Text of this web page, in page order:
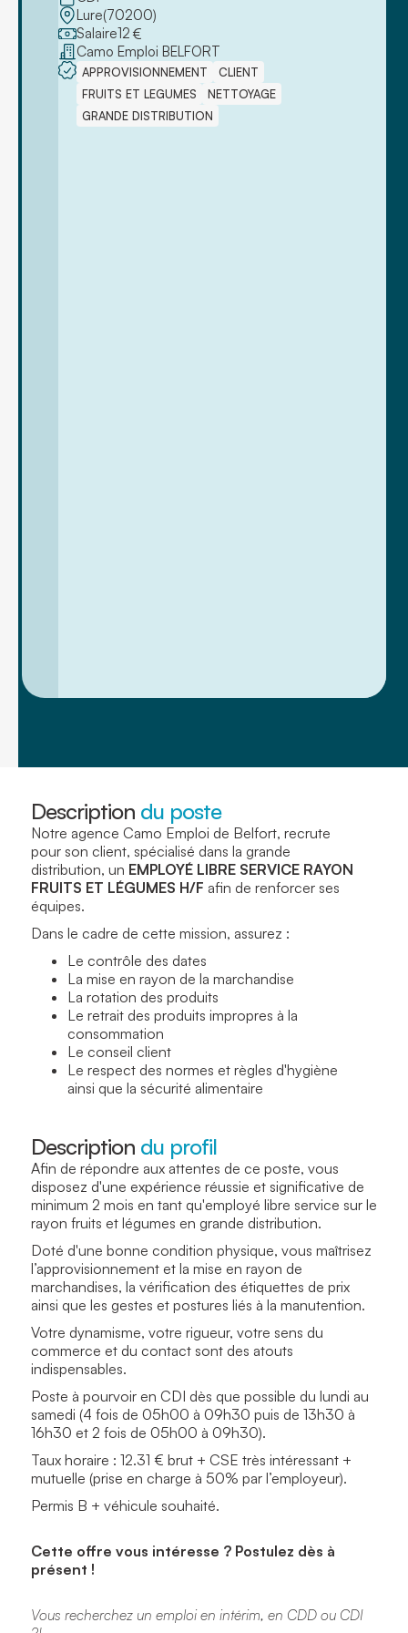
Lure(70200)
Salaire12 €
Camo Emploi BELFORT
APPROVISIONNEMENT
CLIENT
FRUITS ET LEGUMES
NETTOYAGE
GRANDE DISTRIBUTION
Description du poste
Notre agence Camo Emploi de Belfort, recrute
pour son client, spécialisé dans la grande
distribution, un EMPLOYÉ LIBRE SERVICE RAYON
FRUITS ET LÉGUMES H/F afin de renforcer ses
équipes.
Dans le cadre de cette mission, assurez :
Le contrôle des dates
La mise en rayon de la marchandise
La rotation des produits
Le retrait des produits impropres à la
consommation
Le conseil client
Le respect des normes et règles d'hygiène
ainsi que la sécurité alimentaire
Description du profil
Afin de répondre aux attentes de ce poste, vous
disposez d'une expérience réussie et significative de
minimum 2 mois en tant qu'employé libre service sur le
rayon fruits et légumes en grande distribution.
Doté d'une bonne condition physique, vous maîtrisez
l’approvisionnement et la mise en rayon de
marchandises, la vérification des étiquettes de prix
ainsi que les gestes et postures liés à la manutention.
Votre dynamisme, votre rigueur, votre sens du
commerce et du contact sont des atouts
indispensables.
Poste à pourvoir en CDI dès que possible du lundi au
samedi (4 fois de 05h00 à 09h30 puis de 13h30 à
16h30 et 2 fois de 05h00 à 09h30).
Taux horaire : 12.31 € brut + CSE très intéressant +
mutuelle (prise en charge à 50% par l’employeur).
Permis B + véhicule souhaité.
Cette offre vous intéresse ? Postulez dès à
présent !
Vous recherchez un emploi en intérim, en CDD ou CDI